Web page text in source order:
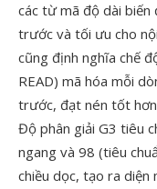
các từ mã độ dài
trước và tối ưu cho
cũng định nghĩa chế
READ) mã hóa mỗi
trước, đạt nén tốt
Độ phân giải G3 tiêu
ngang và 98 (tiêu
chiều dọc, tạo ra diện